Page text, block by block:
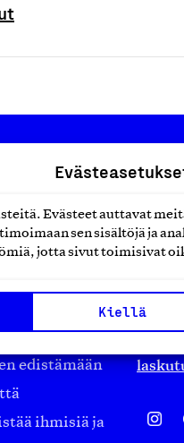
Evästeet auttavat
sen sisältöjä ja
jotta sivut toimisivat
Kiellä
edistämään
ihmisiä ja